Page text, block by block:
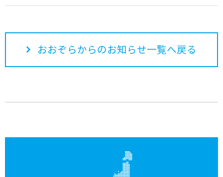
おおぞらからのお知らせ一覧へ戻る